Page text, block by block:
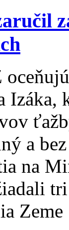
a
na
Zeme